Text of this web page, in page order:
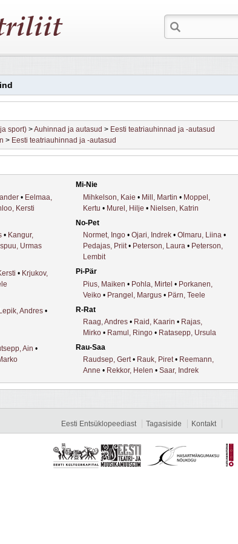
sport) >Auhinnad ja autasud > Eesti teatriauhinnad ja -autasud
> Eesti teatriauhinnad ja -autasud
• Eelmaa,
Kersti
• Kangur,
Urmas
• Krjukov,
Lepik, Andres •
Ain •
Mi-Nie
Mihkelson, Kaie • Mill, Martin • Moppel,
Kertu • Murel, Hilje • Nielsen, Katrin
No-Pet
Normet, Ingo • Ojari, Indrek • Olmaru, Liina •
Pedajas, Priit• Peterson, Laura • Peterson,
Lembit
Pi-Pär
Pius, Maiken • Pohla, Mirtel • Porkanen,
Veiko • Prangel, Margus • Pärn, Teele
R-Rat
Raag, Andres • Raid, Kaarin • Rajas,
Mirko • Ramul, Ringo • Ratasepp, Ursula
Rau-Saa
Raudsep, Gert• Rauk, Piret• Reemann,
Anne • Rekkor, Helen • Saar, Indrek
Eesti Entsüklopeediast Tagasiside Kontakt